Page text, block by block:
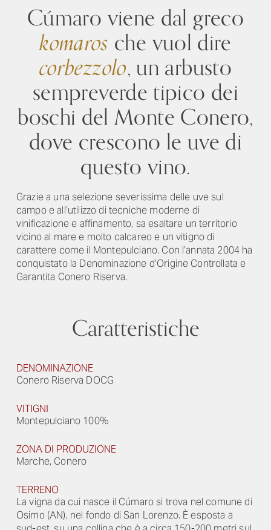
Cúmaro viene dal greco
komaros che vuol dire
corbezzolo, un arbusto
sempreverde tipico dei
boschi del Monte Conero,
dove crescono le uve di
questo vino.
Grazie a una selezione severissima delle uve sul
campo e all’utilizzo di tecniche moderne di
vinificazione e affinamento, sa esaltare un territorio
vicino al mare e molto calcareo e un vitigno di
carattere come il Montepulciano. Con l’annata 2004 ha
conquistato la Denominazione d’Origine Controllata e
Garantita Conero Riserva.
Caratteristiche
DENOMINAZIONE
Conero Riserva DOCG
VITIGNI
Montepulciano 100%
ZONA DI PRODUZIONE
Marche, Conero
TERRENO
La vigna da cui nasce il Cúmaro si trova nel comune di
Osimo (AN), nel fondo di San Lorenzo. È esposta a